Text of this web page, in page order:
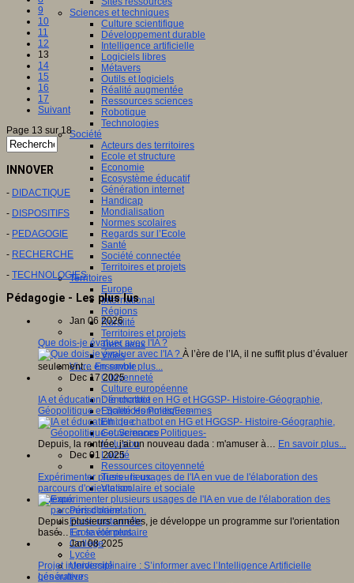
Sciences et techniques
Culture scientifique
Développement durable
Intelligence artificielle
Logiciels libres
Métavers
Outils et logiciels
Réalité augmentée
Ressources sciences
Robotique
Technologies
Société
Acteurs des territoires
Ecole et structure
Economie
Ecosystème éducatif
Génération internet
Handicap
Mondialisation
Normes scolaires
Regards sur l’Ecole
Santé
Société connectée
Territoires et projets
Territoires
Europe
International
Régions
Ruralité
Territoires et projets
Tiers lieux
Villes
Vivre ensemble
Citoyenneté
Culture européenne
Démocratie
Egalité Hommes/Femmes
Ethique
Gouvernance
Inclusion
Laïcité
Ressources citoyenneté
Tiers - lieux
Vie scolaire et sociale
Niveaux
Périscolaire
Ecole maternelle
Ecole élémentaire
Collège
Lycée
Université
Les auteurs
9
10
11
12
13
14
15
16
17
Suivant
Page 13 sur 18
INNOVER
- DIDACTIQUE
- DISPOSITIFS
- PEDAGOGIE
- RECHERCHE
- TECHNOLOGIES
Pédagogie - Les plus lus
Jan 06 2026
Que dois-je évaluer avec l'IA ?
À l’ère de l’IA, il ne suffit plus d’évaluer
seulement…En savoir plus...
Dec 17 2025
IA et éducation : le chatbot en HG et HGGSP- Histoire-Géographie,
Géopolitique et Sciences Politiques-
Depuis, la rentrée, j'ai un nouveau dada : m'amuser à… En savoir plus...
Dec 01 2025
Expérimenter plusieurs usages de l'IA en vue de l'élaboration des
parcours d'orientation.
Depuis plusieurs années, je développe un programme sur l'orientation
basé…En savoir plus...
Jan 08 2025
Projet interdisciplinaire : S’informer avec l’Intelligence Artificielle
générative